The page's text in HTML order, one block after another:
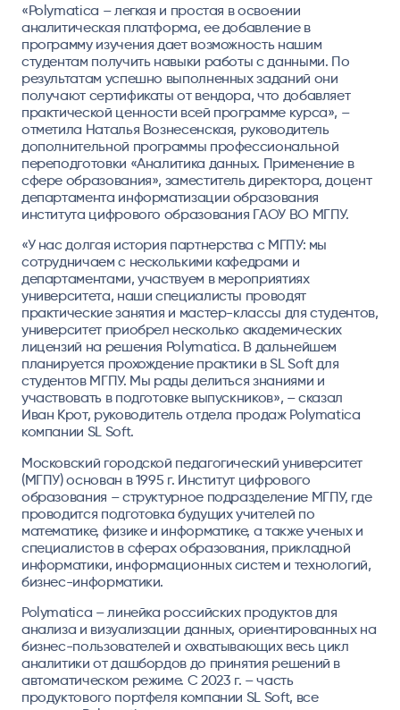
«Polymatica – легкая и простая в освоении
аналитическая платформа, ее добавление в
программу изучения дает возможность нашим
студентам получить навыки работы с данными. По
результатам успешно выполненных заданий они
получают сертификаты от вендора, что добавляет
практической ценности всей программе курса», –
отметила Наталья Вознесенская, руководитель
дополнительной программы профессиональной
переподготовки «Аналитика данных. Применение в
сфере образования», заместитель директора, доцент
департамента информатизации образования
института цифрового образования ГАОУ ВО МГПУ.
«У нас долгая история партнерства с МГПУ: мы
сотрудничаем с несколькими кафедрами и
департаментами, участвуем в мероприятиях
университета, наши специалисты проводят
практические занятия и мастер-классы для студентов,
университет приобрел несколько академических
лицензий на решения Polymatica. В дальнейшем
планируется прохождение практики в SL Soft для
студентов МГПУ. Мы рады делиться знаниями и
участвовать в подготовке выпускников», – сказал
Иван Крот, руководитель отдела продаж Polymatica
компании SL Soft.
Московский городской педагогический университет
(МГПУ) основан в 1995 г. Институт цифрового
образования – структурное подразделение МГПУ, где
проводится подготовка будущих учителей по
математике, физике и информатике, а также ученых и
специалистов в сферах образования, прикладной
информатики, информационных систем и технологий,
бизнес-информатики.
Polymatica – линейка российских продуктов для
анализа и визуализации данных, ориентированных на
бизнес-пользователей и охватывающих весь цикл
аналитики от дашбордов до принятия решений в
автоматическом режиме. С 2023 г. – часть
продуктового портфеля компании SL Soft, все